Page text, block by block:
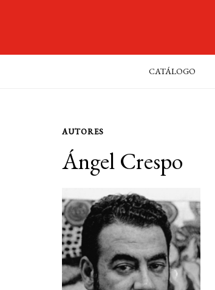
CATÁLOGO
AUTORES
Ángel Crespo